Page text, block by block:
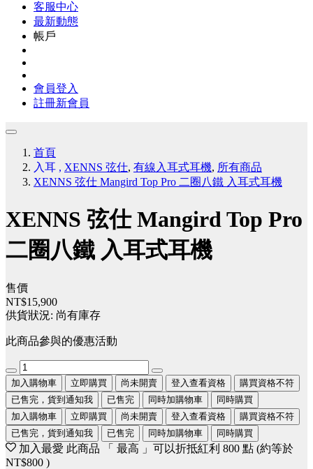
客服中心
最新動態
帳戶
會員登入
註冊新會員
首頁
入耳 , XENNS 弦仕, 有線入耳式耳機, 所有商品
XENNS 弦仕 Mangird Top Pro 二圈八鐵 入耳式耳機
XENNS 弦仕 Mangird Top Pro
二圈八鐵 入耳式耳機
售價
NT$15,900
供貨狀況: 尚有庫存
此商品參與的優惠活動
加入購物車 立即購買 尚未開賣 登入查看資格
購買資格不符
已售完，貨到通知我
已售完 同時加購物車
同時購買
加入購物車
立即購買 尚未開賣 登入查看資格
購買資格不符
已售完，貨到通知我
已售完 同時加購物車 同時購買
加入最愛 此商品 「 最高 」可以折抵紅利 800 點 (約等於
NT$800 )